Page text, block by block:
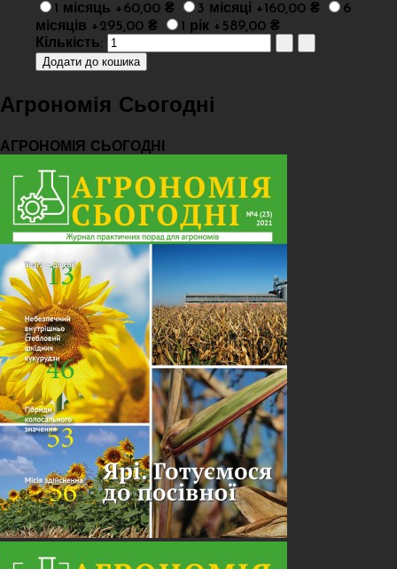
1 місяць +60,00 ₴
3 місяці +160,00 ₴
6
місяців +295,00 ₴
1 рік +589,00 ₴
Кількість:
Агрономія Сьогодні
АГРОНОМІЯ СЬОГОДНІ